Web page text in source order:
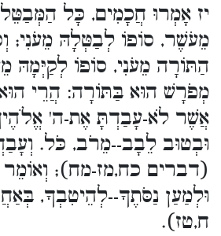
יז אָמְרוּ חֲכָמִים, כָּל
מֵעֹשֶׁר, סוֹפוֹ לְבַטְּלָהּ מֵעֹנִי;
הַתּוֹרָה מֵעֹנִי, סוֹפוֹ לְקַיְּמָהּ
מְפֹרָשׁ הוּא בַּתּוֹרָה: הֲרֵי
אֲשֶׁר לֹא-עָבַדְתָּ אֶת-ה'
וּבְטוּב לֵבָב--מֵרֹב, כֹּל.
(דברים כח,מז-מח); וְאוֹמֵר
וּלְמַעַן נַסֹּתֶךָ--לְהֵיטִבְךָ,
ח,טז).